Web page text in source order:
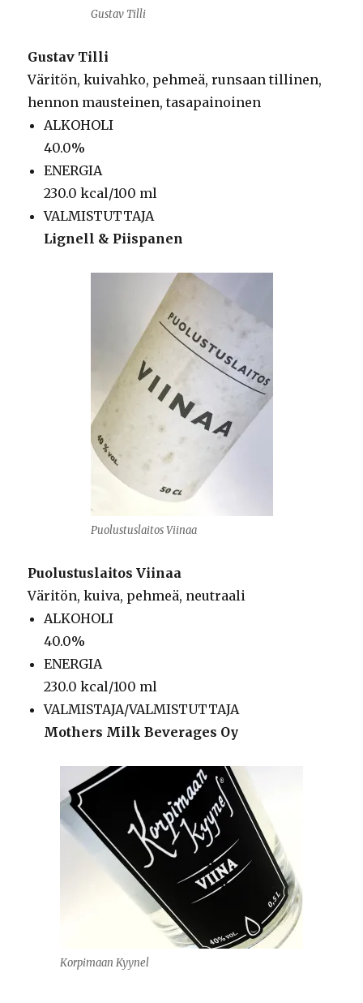
Gustav Tilli
Gustav Tilli
Väritön, kuivahko, pehmeä, runsaan tillinen,
hennon mausteinen, tasapainoinen
ALKOHOLI
40.0%
ENERGIA
230.0 kcal/100 ml
VALMISTUTTAJA
Lignell & Piispanen
Puolustuslaitos Viinaa
Puolustuslaitos Viinaa
Väritön, kuiva, pehmeä, neutraali
ALKOHOLI
40.0%
ENERGIA
230.0 kcal/100 ml
VALMISTAJA/VALMISTUTTAJA
Mothers Milk Beverages Oy
Korpimaan Kyynel